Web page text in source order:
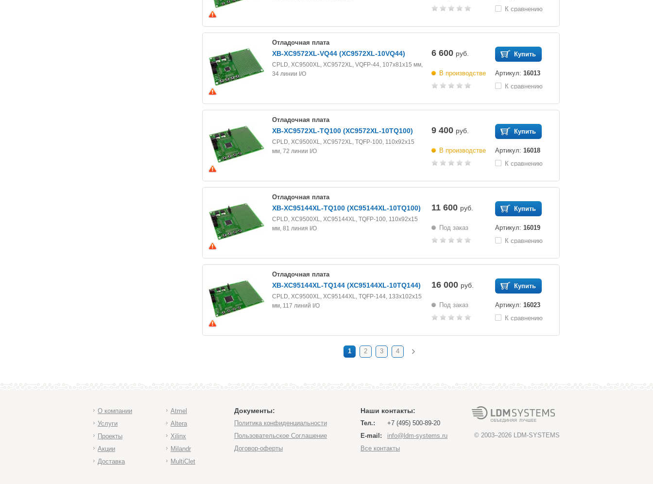
К сравнению
Отладочная плата
XB-XC9572XL-VQ44 (XC9572XL-10VQ44)
CPLD, XC9500XL, XC9572XL, VQFP-44, 107х81х15 мм,
34 линии I/O
6 600 руб.
В производстве
Купить
Артикул: 16013
К сравнению
Отладочная плата
XB-XC9572XL-TQ100 (XC9572XL-10TQ100)
CPLD, XC9500XL, XC9572XL, TQFP-100, 110х92х15
мм, 72 линии I/O
9 400 руб.
В производстве
Купить
Артикул: 16018
К сравнению
Отладочная плата
XB-XC95144XL-TQ100 (XC95144XL-10TQ100)
CPLD, XC9500XL, XC95144XL, TQFP-100, 110х92х15
мм, 81 линия I/O
11 600 руб.
Под заказ
Купить
Артикул: 16019
К сравнению
Отладочная плата
XB-XC95144XL-TQ144 (XC95144XL-10TQ144)
CPLD, XC9500XL, XC95144XL, TQFP-144, 133х102х15
мм, 117 линий I/O
16 000 руб.
Под заказ
Купить
Артикул: 16023
К сравнению
1 2 3 4
О компании
Услуги
Проекты
Акции
Доставка
Atmel
Altera
Xilinx
Milandr
MultiClet
Документы:
Политика конфиденциальности
Пользовательское Соглашение
Договор-оферты
Наши контакты:
Тел.:
+7 (495) 500-89-20
E-mail:
info@ldm-systems.ru
Все контакты
© 2003–2026 LDM-SYSTEMS